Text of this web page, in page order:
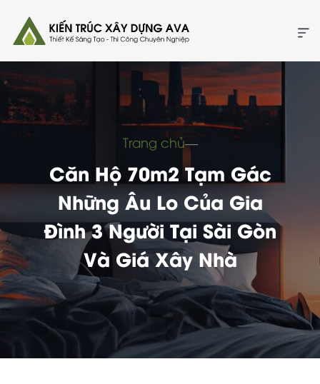
Trang chủ―
Căn Hộ 70m2 Tạm Gác
Những Âu Lo Của Gia
Đình 3 Người Tại Sài Gòn
Và Giá Xây Nhà